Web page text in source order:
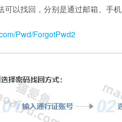
可以找回，分别是通过邮箱、 手机
Pwd/ForgotPwd2